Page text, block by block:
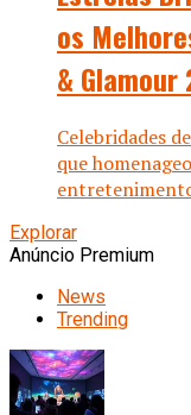
os
& Glamour
Celebridades
que
Explorar
Anúncio Premium
News
Trending